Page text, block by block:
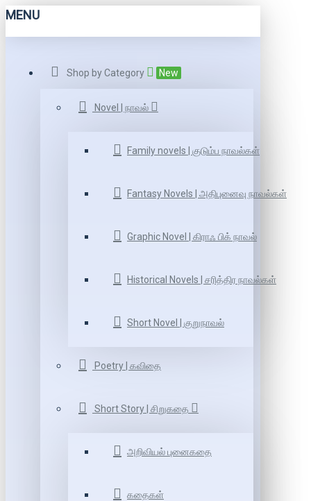
MENU
Shop by Category New
Novel | நாவல்
Family novels | குடும்ப நாவல்கள்
Fantasy Novels | அதிபுனைவு நாவல்கள்
Graphic Novel | கிராஃ பிக் நாவல்
Historical Novels | சரித்திர நாவல்கள்
Short Novel | குறுநாவல்
Poetry | கவிதை
Short Story | சிறுகதை
அறிவியல் புனைகதை
கதைகள்